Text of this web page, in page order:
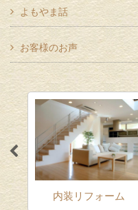
よもやま話
お客様のお声
内装リフォーム